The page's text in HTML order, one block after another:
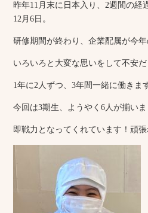
昨年11月末に日本入り、2週間の経
12月6日。
研修期間が終わり、企業配属が今年
いろいろと大変な思いをして不安だ
1年に2人ずつ、3年間一緒に働きま
今回は3期生、ようやく6人が揃いま
即戦力となってくれています！頑張